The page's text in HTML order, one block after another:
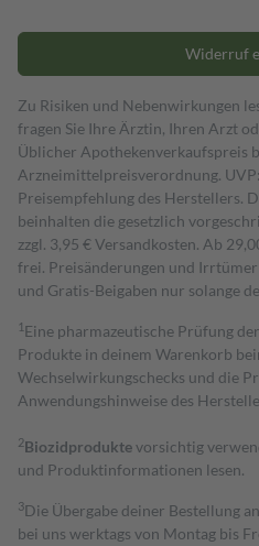
Widerruf
Zu Risiken und Nebenwirkungen
fragen Sie Ihre Ärztin, Ihren Arzt
Üblicher Apothekenverkaufspreis
Arzneimittelpreisverordnung.
Preisempfehlung des Herstellers.
beinhalten die gesetzlich
zzgl. 3,95 € Versandkosten. Ab
frei. Preisänderungen und
und Gratis-Beigaben nur solange
1 Eine pharmazeutische Prüfung
Produkte in deinem Warenkorb
Wechselwirkungschecks und die
Anwendungshinweise des
2Biozidproduktevorsichtig
und Produktinformationen lesen.
3Die Übergabe deiner Bestellung
bei uns werktags von Montag bis